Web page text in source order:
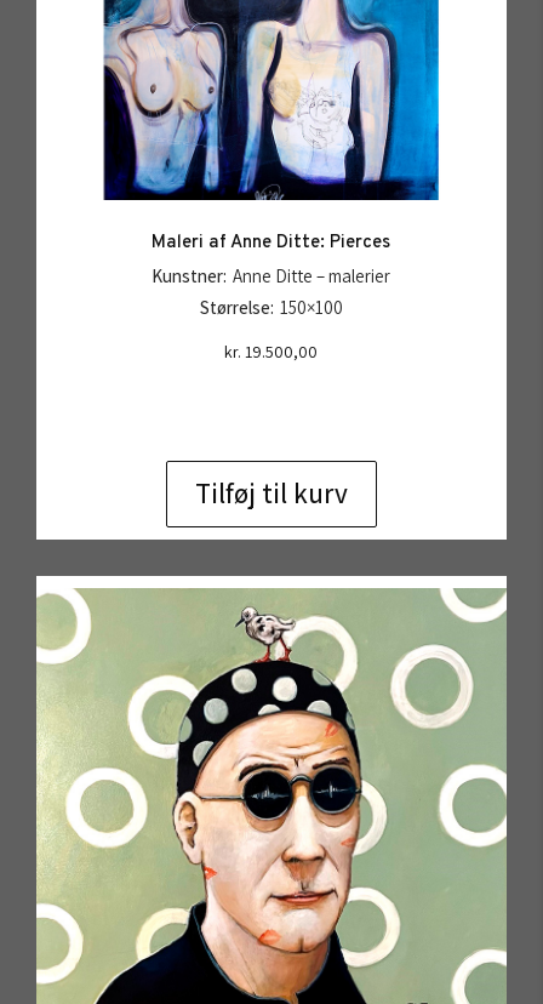
Maleri af Anne Ditte: Pierces
Kunstner: Anne Ditte – malerier
Størrelse: 150×100
kr. 19.500,00
Tilføj til kurv